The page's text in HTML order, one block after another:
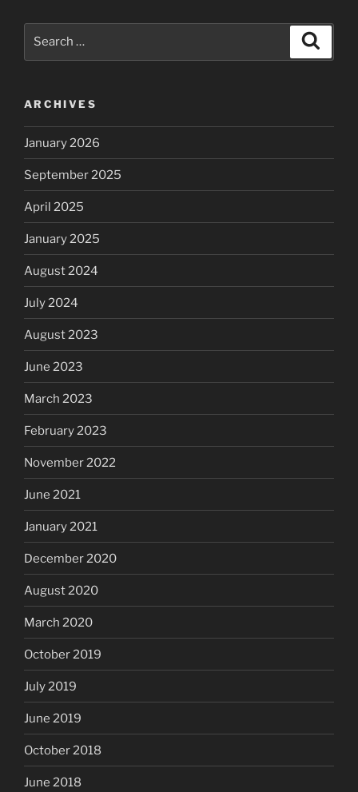
ARCHIVES
January 2026
September 2025
April 2025
January 2025
August 2024
July 2024
August 2023
June 2023
March 2023
February 2023
November 2022
June 2021
January 2021
December 2020
August 2020
March 2020
October 2019
July 2019
June 2019
October 2018
June 2018